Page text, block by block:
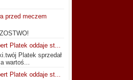
przed meczem
Platek oddaje st...
Platek sprzedał
wartoś...
Platek oddaje st...